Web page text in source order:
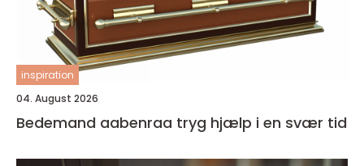
inspiration
04. August 2026
Bedemand aabenraa tryg hjælp i en svær tid